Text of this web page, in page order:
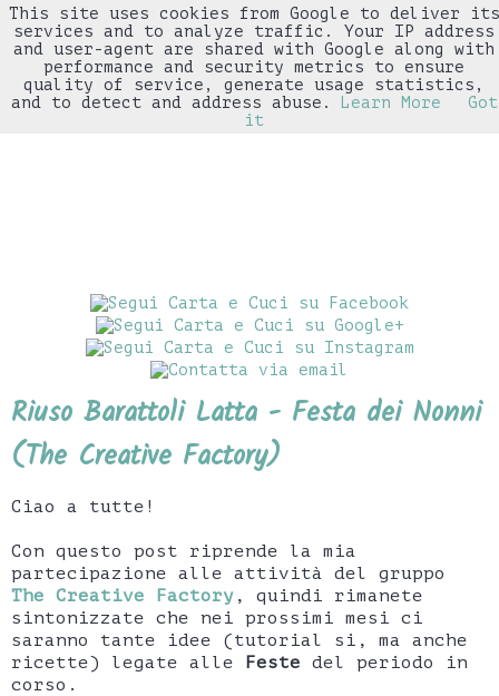
▼
Riuso Barattoli Latta - Festa dei Nonni
(The Creative Factory)
Ciao a tutte!
Con questo post riprende la mia
partecipazione alle attività del gruppo
The Creative Factory , quindi rimanete
sintonizzate che nei prossimi mesi ci
saranno tante idee (tutorial si, ma anche
ricette) legate alle
Feste del periodo in
corso.
This site uses cookies from Google to deliver its
services and to analyze traffic. Your IP address
and user-agent are shared with Google along with
performance and security metrics to ensure
quality of service, generate usage statistics,
and to detect and address abuse.
Learn More
Got
it